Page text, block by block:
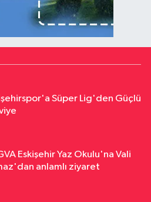
Süper Lig'den Güçlü
Eskişehir Yaz Okulu'na Vali
anlamlı ziyaret